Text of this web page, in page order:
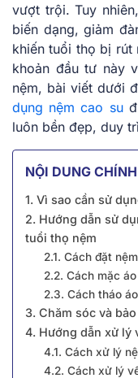
vượt trội. Tuy
biến dạng, giảm
khiến tuổi thọ bị
khoản đầu tư này
nệm, bài viết dưới
dụng nệm cao su
luôn bền đẹp, duy
NỘI DUNG
1. Vì sao cần sử
2. Hướng dẫn sử
tuổi thọ nệm
2.1. Cách đặt
2.2. Cách mặc
2.3. Cách tháo
3. Chăm sóc và
4. Hướng dẫn xử lý
4.1. Cách xử lý
4.2. Cách xử lý